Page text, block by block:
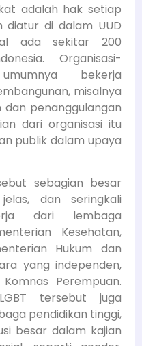
adalah hak setiap
di dalam UUD
ada sekitar 200
Organisasi-
bekerja
misalnya
penanggulangan
dari organisasi itu
publik dalam upaya
sebagian besar
dan seringkali
dari lembaga
Kesehatan,
Hukum dan
yang independen,
Perempuan.
tersebut juga
pendidikan tinggi,
besar dalam kajian